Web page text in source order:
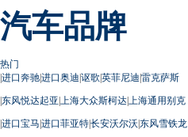
汽车品牌
热门
|进口奔驰|进口奥迪|讴歌|英菲尼迪|雷克萨斯
|东风悦达起亚| 上海大众斯柯达| 上海通用别克
|进口宝马|进口菲亚特|长安沃尔沃|东风雪铁龙